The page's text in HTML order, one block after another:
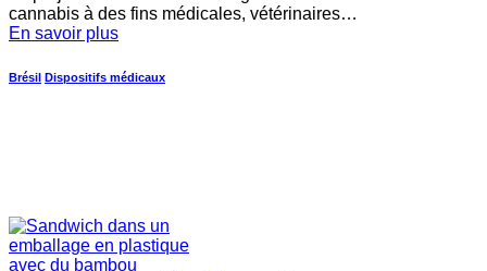
cannabis à des fins médicales, vétérinaires…
En savoir plus
Brésil Dispositifs médicaux